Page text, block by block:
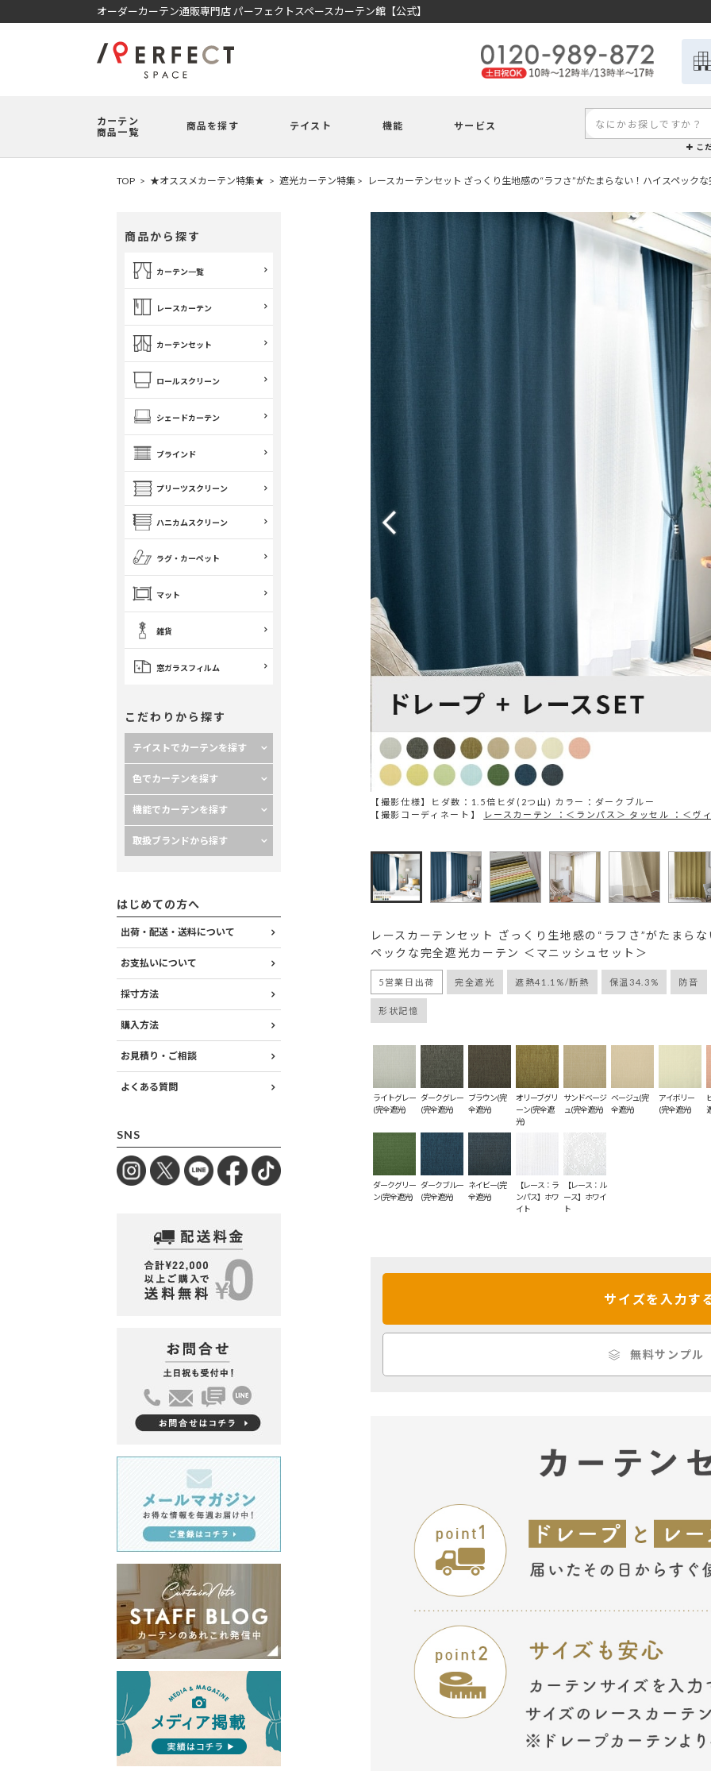
オーダーカーテン通販専門店 パーフェクトスペースカーテン館【公式】
カーテン
商品一覧
商品を探す テイスト 機能 サービス
こ
TOP ★オススメカーテン特集★ 遮光カーテン特集 レースカーテンセット ざっくり生地感の“ラフさ”がたまらない！ハイスペック
商品から探す
カーテン一覧
レースカーテン
カーテンセット
ロールスクリーン
シェードカーテン
ブラインド
プリーツスクリーン
ハニカムスクリーン
ラグ・カーペット
マット
雑貨
窓ガラスフィルム
こだわりから探す
テイストでカーテンを探す
色でカーテンを探す
機能でカーテンを探す
取扱ブランドから探す
はじめての方へ
出荷・配送・送料について
お支払いについて
採寸方法
購入方法
お見積り・ご相談
よくある質問
SNS
【撮影仕様】ヒダ数：1.5倍ヒダ(2つ山) カラー：ダークブルー
【撮影コーディネート】
レースカーテン ：＜ランパス＞ タッセル ：＜ヴ
レースカーテンセット ざっくり生地感の“ラフさ”がたまら
ペックな完全遮光カーテン ＜マニッシュセット＞
5営業日出荷 完全遮光 遮熱41.1%/断熱 保温34.3% 防音
形状記憶
ライトグレー
(完全遮光)
ダークグレー
(完全遮光)
ブラウン(完
全遮光)
オリーブグリ
ーン(完全遮
光)
サンドベージ
ュ(完全遮光)
ベージュ(完
全遮光)
アイボリー
(完全遮光)
ダークグリー
ン(完全遮光)
ダークブルー
(完全遮光)
ネイビー(完
全遮光)
【レース：ラ
ンパス】ホワ
イト
【レース：ル
ース】ホワイ
ト
サイズを入力す
無料サンプル